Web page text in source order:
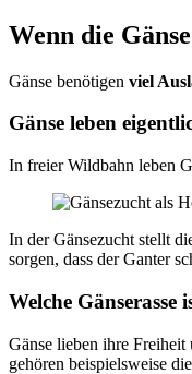
Wenn die
Gänse benötigen viel
Gänse leben
In freier Wildbahn leben
In der Gänsezucht stellt
sorgen, dass der Ganter
Welche
Gänse lieben ihre Freiheit
gehören beispielsweise